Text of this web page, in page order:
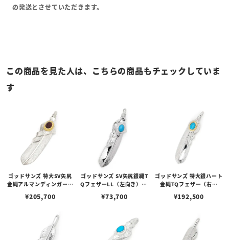
の発送とさせていただきます。
この商品を見た人は、こちらの商品もチェックしていま
す
ゴッドサンズ 特大SV矢尻
金縄アルマンディンガーネ
mmタイプ
¥205,700
ゴッドサンズ SV矢尻銀縄T
QフェザーLL（左向き）68
¥73,700
ゴッドサンズ 特大銀ハート
金縄TQフェザー（右向
¥192,500